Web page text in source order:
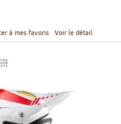
à mes favoris Voir le détail